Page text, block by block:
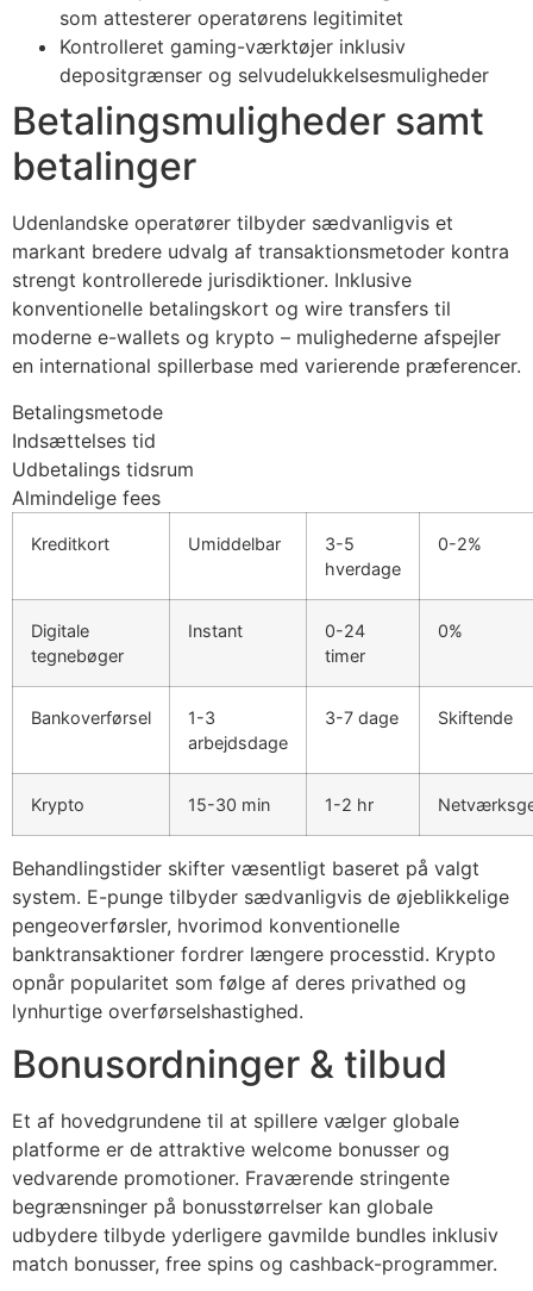
panel
panel
panel
Hacklink
satın al
panel
panel
panel
panel
panel
panel
panel
panel
panel
panel
panel
panel
som attesterer operatørens legitimitet
Kontrolleret gaming-værktøjer inklusiv
depositgrænser og selvudelukkelsesmuligheder
Betalingsmuligheder samt
betalinger
Udenlandske operatører tilbyder sædvanligvis et
markant bredere udvalg af transaktionsmetoder kontra
strengt kontrollerede jurisdiktioner. Inklusive
konventionelle betalingskort og wire transfers til
moderne e-wallets og krypto – mulighederne afspejler
en international spillerbase med varierende præferencer.
Betalingsmetode
Indsættelses tid
Udbetalings tidsrum
Almindelige fees
Kreditkort Umiddelbar
3-5
hverdage
0-2%
Digitale
tegnebøger
Instant
0-24
timer
0%
Bankoverførsel
1-3
arbejdsdage
3-7 dage Skiftende
Krypto 15-30 min 1-2 hr
Behandlingstider skifter væsentligt baseret på valgt
system. E-punge tilbyder sædvanligvis de øjeblikkelige
pengeoverførsler, hvorimod konventionelle
banktransaktioner fordrer længere processtid. Krypto
opnår popularitet som følge af deres privathed og
lynhurtige overførselshastighed.
Bonusordninger & tilbud
Et af hovedgrundene til at spillere vælger globale
platforme er de attraktive welcome bonusser og
vedvarende promotioner. Fraværende stringente
begrænsninger på bonusstørrelser kan globale
udbydere tilbyde yderligere gavmilde bundles inklusiv
match bonusser, free spins og cashback-programmer.